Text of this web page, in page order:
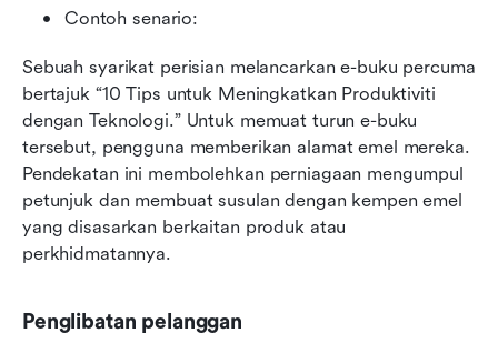
Contoh senario:
Sebuah syarikat perisian melancarkan e-buku percuma
bertajuk “10 Tips untuk Meningkatkan Produktiviti
dengan Teknologi.” Untuk memuat turun e-buku
tersebut, pengguna memberikan alamat emel mereka.
Pendekatan ini membolehkan perniagaan mengumpul
petunjuk dan membuat susulan dengan kempen emel
yang disasarkan berkaitan produk atau
perkhidmatannya.
Penglibatan pelanggan